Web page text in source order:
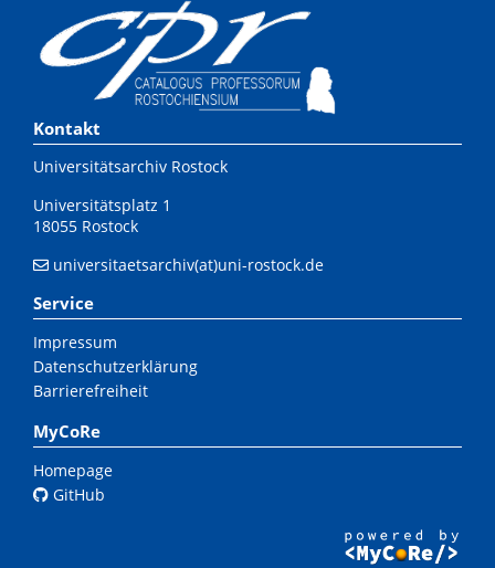
Kontakt
Universitätsarchiv Rostock
Universitätsplatz 1
18055 Rostock
universitaetsarchiv(at)uni-rostock.de
Service
Impressum
Datenschutzerklärung
Barrierefreiheit
MyCoRe
Homepage
GitHub